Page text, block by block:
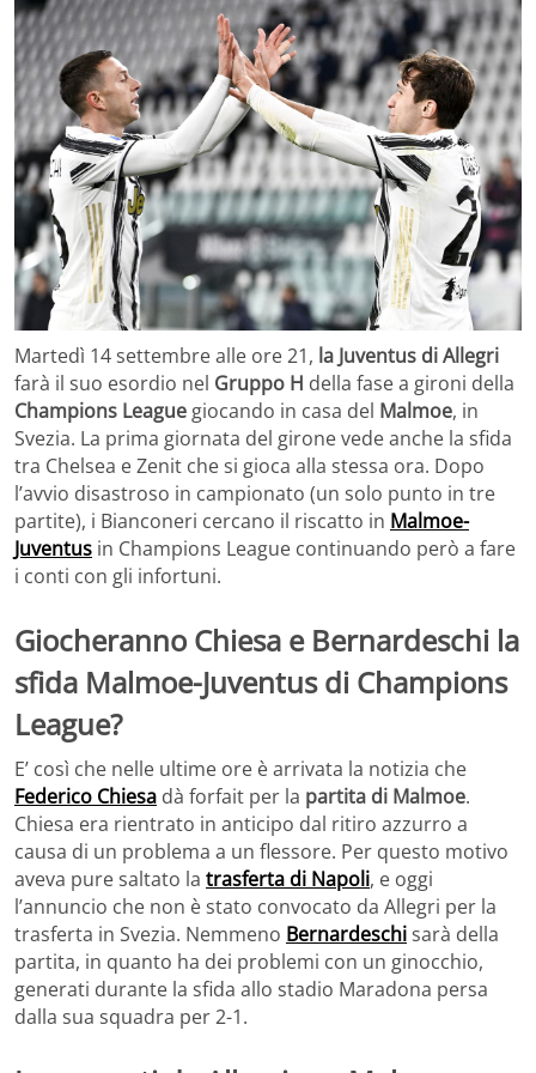
Martedì 14 settembre alle ore 21, la Juventus di Allegri
farà il suo esordio nel Gruppo H della fase a gironi della
Champions League giocando in casa del Malmoe, in
Svezia. La prima giornata del girone vede anche la sfida
tra Chelsea e Zenit che si gioca alla stessa ora. Dopo
l’avvio disastroso in campionato (un solo punto in tre
partite), i Bianconeri cercano il riscatto in Malmoe-
Juventus in Champions League continuando però a fare
i conti con gli infortuni.
Giocheranno Chiesa e Bernardeschi la
sfida Malmoe-Juventus di Champions
League?
E’ così che nelle ultime ore è arrivata la notizia che
Federico Chiesa dà forfait per la partita di Malmoe.
Chiesa era rientrato in anticipo dal ritiro azzurro a
causa di un problema a un flessore. Per questo motivo
aveva pure saltato la trasferta di Napoli, e oggi
l’annuncio che non è stato convocato da Allegri per la
trasferta in Svezia. Nemmeno Bernardeschisarà della
partita, in quanto ha dei problemi con un ginocchio,
generati durante la sfida allo stadio Maradona persa
dalla sua squadra per 2-1.